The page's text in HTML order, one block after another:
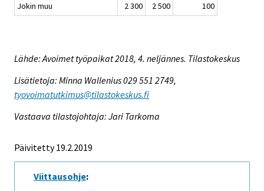
Jokin muu
2 300 2 500 100
Lähde: Avoimet työpaikat 2018, 4. neljännes. Tilastokeskus
Lisätietoja: Minna Wallenius 029 551 2749,
tyovoimatutkimus@tilastokeskus.fi
Vastaava tilastojohtaja: Jari Tarkoma
Päivitetty 19.2.2019
Viittausohje: